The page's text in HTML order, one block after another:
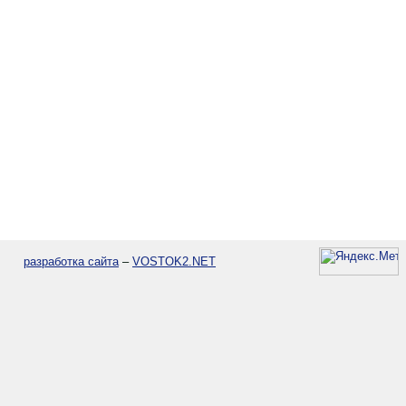
разработка сайта– VOSTOK2.NET